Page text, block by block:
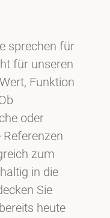
sprechen für
für unseren
Funktion
oder
zum
in die
Sie
heute